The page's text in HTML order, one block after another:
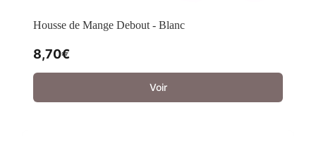
Housse de Mange Debout - Blanc
8,70€
Voir